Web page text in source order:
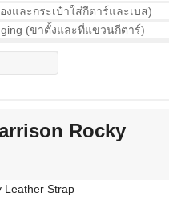
งและกระเป๋าใส่กีตาร์และเบส)
(ขาตั้งและที่แขวนกีตาร์)
Rocky
Leather Strap